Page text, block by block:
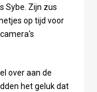
Sybe. Zijn zus
op tijd voor
over aan de
het geluk dat